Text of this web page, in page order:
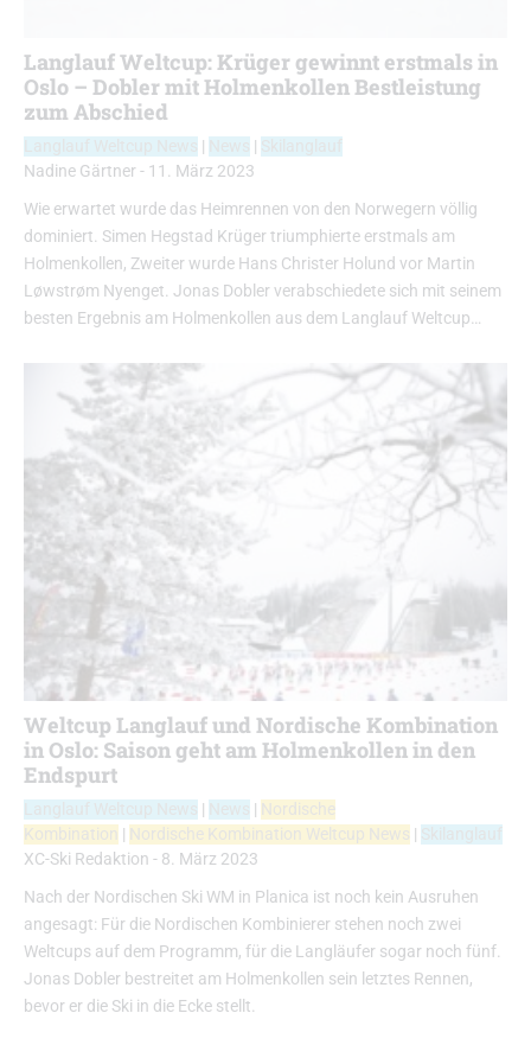
Langlauf Weltcup: Krüger gewinnt erstmals in
Oslo – Dobler mit Holmenkollen Bestleistung
zum Abschied
| |
Nadine Gärtner - 11. März 2023
Wie erwartet wurde das Heimrennen von den Norwegern völlig
dominiert. Simen Hegstad Krüger triumphierte erstmals am
Holmenkollen, Zweiter wurde Hans Christer Holund vor Martin
Løwstrøm Nyenget. Jonas Dobler verabschiedete sich mit seinem
besten Ergebnis am Holmenkollen aus dem Langlauf Weltcup…
Weltcup Langlauf und Nordische Kombination
in Oslo: Saison geht am Holmenkollen in den
Endspurt
| |
| |
XC-Ski Redaktion - 8. März 2023
Nach der Nordischen Ski WM in Planica ist noch kein Ausruhen
angesagt: Für die Nordischen Kombinierer stehen noch zwei
Weltcups auf dem Programm, für die Langläufer sogar noch fünf.
Jonas Dobler bestreitet am Holmenkollen sein letztes Rennen,
bevor er die Ski in die Ecke stellt.